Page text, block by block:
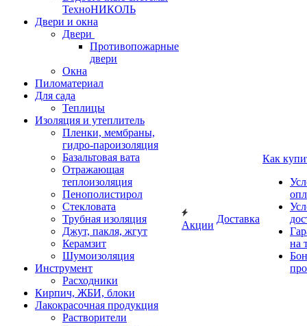
ТехноНИКОЛЬ
Двери и окна
Двери
Противопожарные
двери
Окна
Пиломатериал
Для сада
Теплицы
Изоляция и утеплитель
Пленки, мембраны,
гидро-пароизоляция
Базальтовая вата
Отражающая
теплоизоляция
Пенополистирол
Стекловата
Трубная изоляция
Джут, пакля, жгут
Керамзит
Шумоизоляция
Инструмент
Расходники
Кирпич, ЖБИ, блоки
Лакокрасочная продукция
Растворители
Акции
Доставка
Как
на